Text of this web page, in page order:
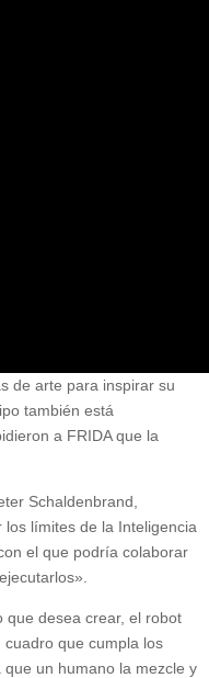
de arte para inspirar su
también está
a FRIDA que la
Schaldenbrand,
límites de la Inteligencia
el que podría colaborar
que desea crear, el robot
que cumpla los
un humano la mezcle y